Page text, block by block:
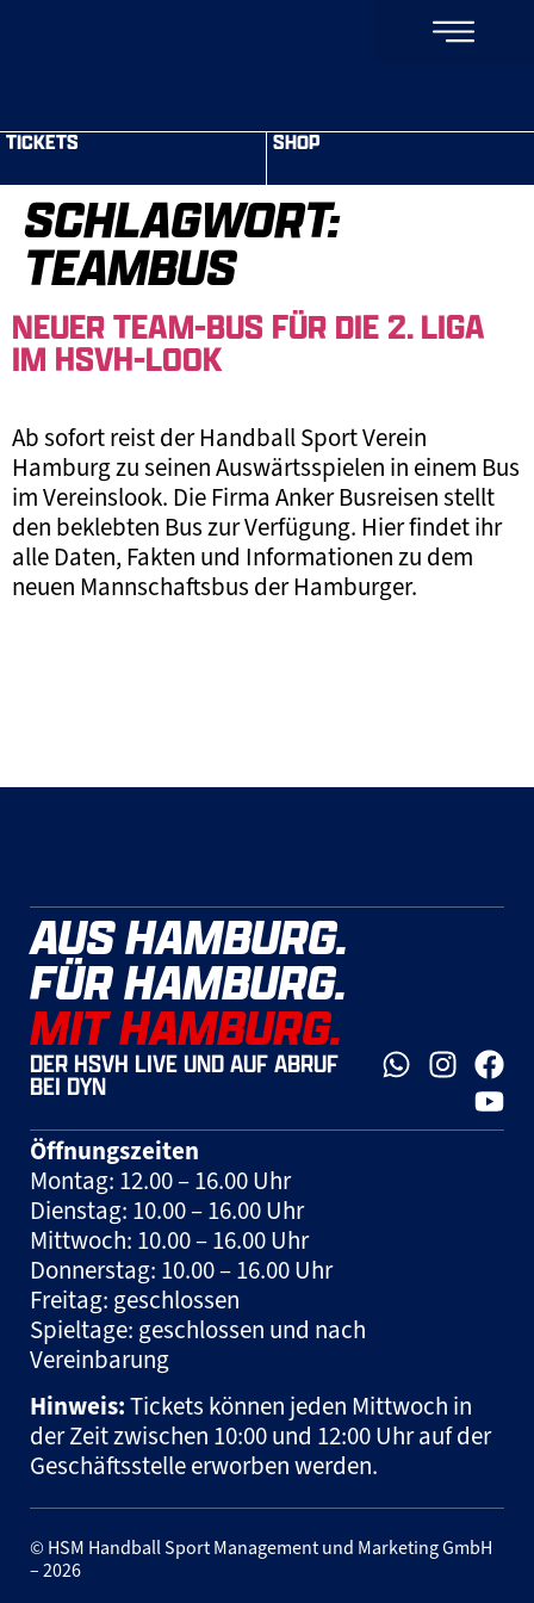
TICKETS SHOP
SCHLAGWORT:
TEAMBUS
NEUER TEAM-BUS FÜR DIE 2. LIGA
IM HSVH-LOOK
Ab sofort reist der Handball Sport Verein
Hamburg zu seinen Auswärtsspielen in einem Bus
im Vereinslook. Die Firma Anker Busreisen stellt
den beklebten Bus zur Verfügung. Hier findet ihr
alle Daten, Fakten und Informationen zu dem
neuen Mannschaftsbus der Hamburger.
AUS HAMBURG.
FÜR HAMBURG.
MIT HAMBURG.
DER HSVH LIVE UND AUF ABRUF
BEI DYN
Öffnungszeiten
Montag: 12.00 – 16.00 Uhr
Dienstag: 10.00 – 16.00 Uhr
Mittwoch: 10.00 – 16.00 Uhr
Donnerstag: 10.00 – 16.00 Uhr
Freitag: geschlossen
Spieltage: geschlossen und nach
Vereinbarung
Hinweis:Tickets können jeden Mittwoch in
der Zeit zwischen 10:00 und 12:00 Uhr auf der
Geschäftsstelle erworben werden.
© HSM Handball Sport Management und Marketing GmbH
– 2026